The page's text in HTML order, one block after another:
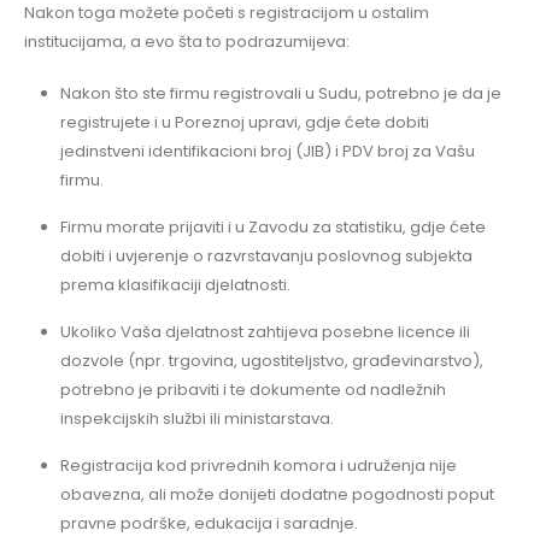
Nakon toga možete početi s registracijom u ostalim
institucijama, a evo šta to podrazumijeva:
Nakon što ste firmu registrovali u Sudu, potrebno je da je
registrujete i u Poreznoj upravi, gdje ćete dobiti
jedinstveni identifikacioni broj (JIB) i PDV broj za Vašu
firmu.
Firmu morate prijaviti i u Zavodu za statistiku, gdje ćete
dobiti i uvjerenje o razvrstavanju poslovnog subjekta
prema klasifikaciji djelatnosti.
Ukoliko Vaša djelatnost zahtijeva posebne licence ili
dozvole (npr. trgovina, ugostiteljstvo, građevinarstvo),
potrebno je pribaviti i te dokumente od nadležnih
inspekcijskih službi ili ministarstava.
Registracija kod privrednih komora i udruženja nije
obavezna, ali može donijeti dodatne pogodnosti poput
pravne podrške, edukacija i saradnje.